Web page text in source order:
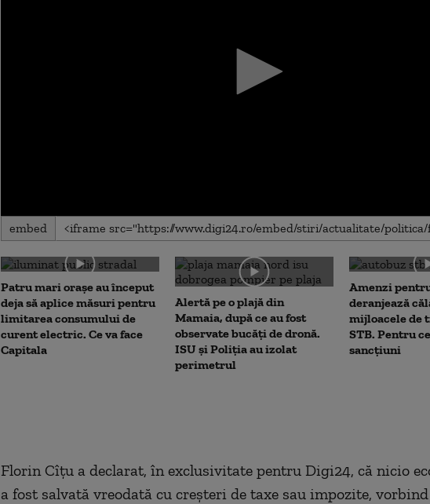
0
seconds
0
secondsVolume
90%
embed
Patru mari orașe au început
deja să aplice măsuri pentru
limitarea consumului de
curent electric. Ce va face
Capitala
Alertă pe o plajă din
Mamaia, după ce au fost
observate bucăți de dronă.
ISU și Poliția au izolat
perimetrul
Amenzi
deranjează
mijloacele de
STB. Pentru
sancțiuni
Florin Cîțu a declarat, în exclusivitate pentru Digi24, că nicio
a fost salvată vreodată cu creșteri de taxe sau impozite,